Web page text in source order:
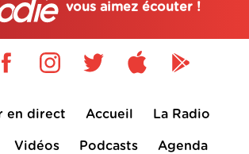
vous aimez écouter !
en direct Accueil La Radio
Vidéos Podcasts Agenda